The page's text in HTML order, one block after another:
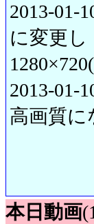
2013-01-
に変更し
2013-01-
高画質に
本日動画